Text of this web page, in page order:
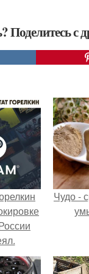
Поделитесь с
Чудо -